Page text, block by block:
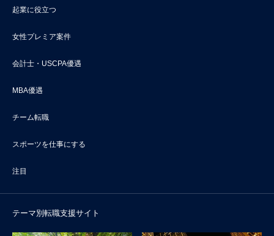
起業に役立つ
女性プレミア案件
会計士・USCPA優遇
MBA優遇
チーム転職
スポーツを仕事にする
注目
テーマ別転職支援サイト